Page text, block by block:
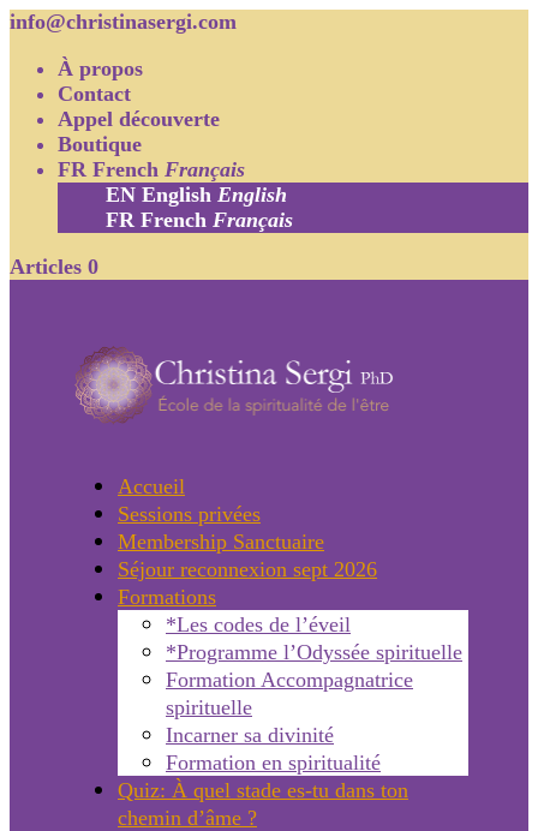
info@christinasergi.com
À propos
Contact
Appel découverte
Boutique
FR French Français
EN English English
FR French Français
Articles 0
Accueil
Sessions privées
Membership Sanctuaire
Séjour reconnexion sept 2026
Formations
*Les codes de l’éveil
*Programme l’Odyssée spirituelle
Formation Accompagnatrice
spirituelle
Incarner sa divinité
Formation en spiritualité
Quiz: À quel stade es-tu dans ton
chemin d’âme ?